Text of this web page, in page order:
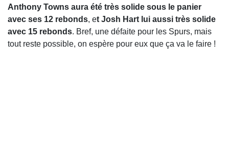
Anthony Towns aura été très solide sous le panier
avec ses 12 rebonds, et Josh Hart lui aussi très solide
avec 15 rebonds. Bref, une défaite pour les Spurs, mais
tout reste possible, on espère pour eux que ça va le faire !